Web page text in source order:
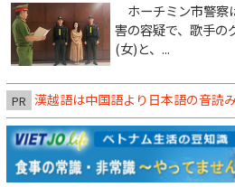
ホーチミン市警察
害の容疑で、歌手の
(女)と、...
PR 漢越語は中国語より日本語の音読